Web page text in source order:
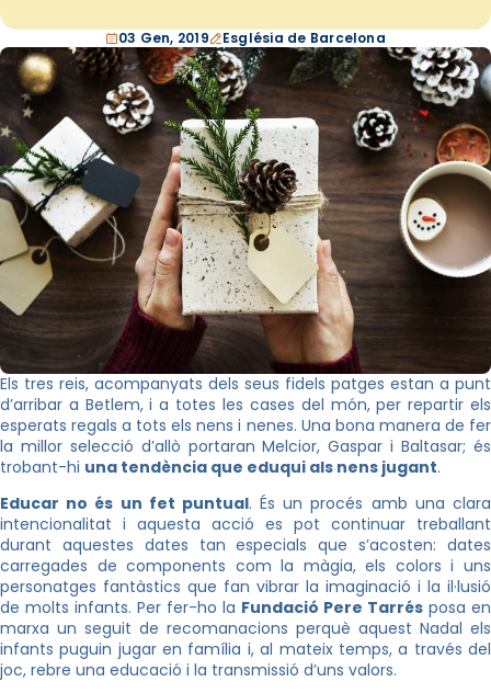
03 Gen, 2019 Església de Barcelona
Els tres reis, acompanyats dels seus fidels patges estan a punt
d’arribar a Betlem, i a totes les cases del món, per repartir els
esperats regals a tots els nens i nenes. Una bona manera de fer
la millor selecció d’allò portaran Melcior, Gaspar i Baltasar; és
trobant-hi una tendència que eduqui als nens jugant.
Educar no és un fet puntual. És un procés amb una clara
intencionalitat i aquesta acció es pot continuar treballant
durant aquestes dates tan especials que s’acosten: dates
carregades de components com la màgia, els colors i uns
personatges fantàstics que fan vibrar la imaginació i la il·lusió
de molts infants. Per fer-ho la Fundació Pere Tarrés posa en
marxa un seguit de recomanacions perquè aquest Nadal els
infants puguin jugar en família i, al mateix temps, a través del
joc, rebre una educació i la transmissió d’uns valors.